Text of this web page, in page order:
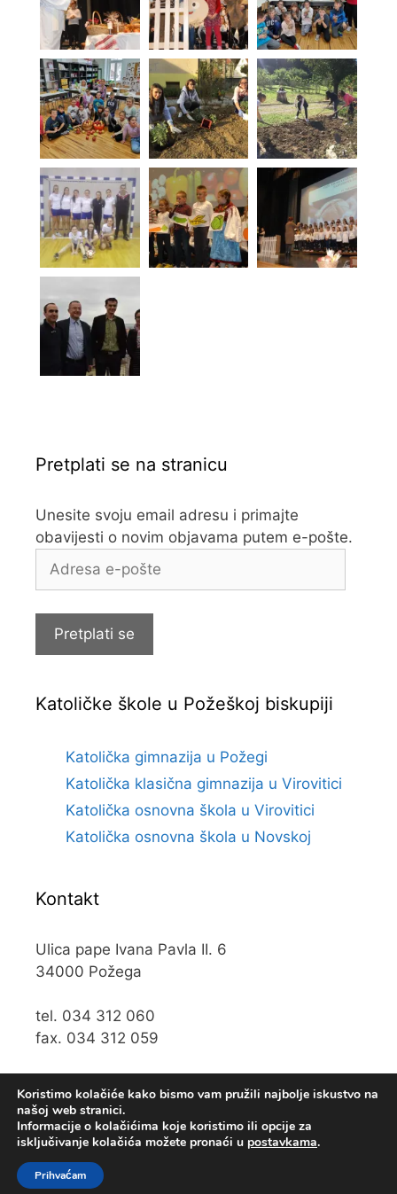
Pretplati se na stranicu
Unesite svoju email adresu i primajte
obavijesti o novim objavama putem e-pošte.
Adresa
Pretplati se
Katoličke škole u Požeškoj biskupiji
Katolička gimnazija u Požegi
Katolička klasična gimnazija u Virovitici
Katolička osnovna škola u Virovitici
Katolička osnovna škola u Novskoj
Kontakt
Ulica pape Ivana Pavla II. 6
34000 Požega
tel. 034 312 060
fax. 034 312 059
Koristimo kolačiće kako bismo vam pružili najbolje iskustvo na
našoj web stranici.
Informacije o kolačićima koje koristimo ili opcije za
isključivanje kolačića možete pronaći u postavkama.
Prihvaćam